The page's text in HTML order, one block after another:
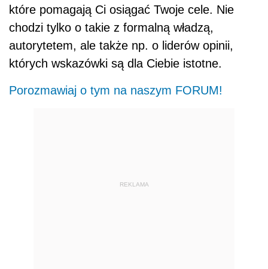
które pomagają Ci osiągać Twoje cele. Nie
chodzi tylko o takie z formalną władzą,
autorytetem, ale także np. o liderów opinii,
których wskazówki są dla Ciebie istotne.
Porozmawiaj o tym na naszym FORUM!
REKLAMA